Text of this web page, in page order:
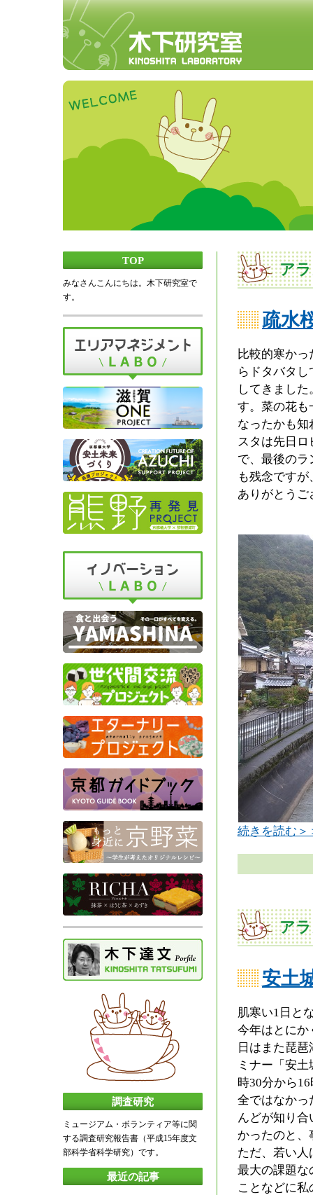
TOP
みなさんこんにちは。木下研究室で
す。
調査研究
ミュージアム・ボランティア等に関
する調査研究報告書（平成15年度文
部科学省科学研究）です。
最近の記事
ア
疏水
比較的寒か
らドタバタ
してきまし
す。菜の花も
なったかも
スタは先日ロ
で、最後の
も残念です
ありがとうご
続きを読む＞
ア
安土
肌寒い1日と
今年はとに
日はまた琵
ミナー「安
時30分から
全ではなかっ
んどが知り
かったのと
ただ、若い
最大の課題な
ことなどに